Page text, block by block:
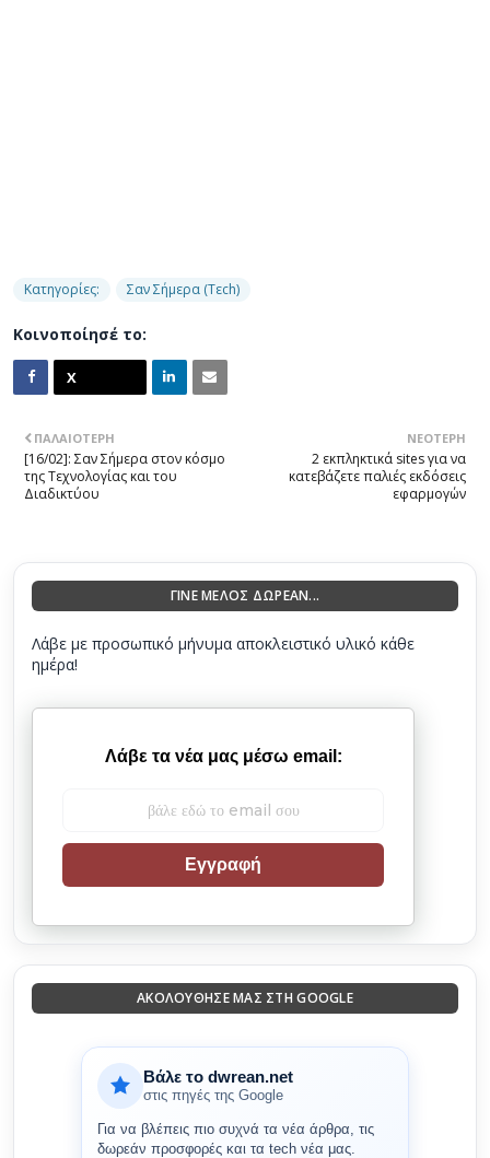
Κατηγορίες: Σαν Σήμερα (Τεch)
Κοινοποίησέ το:
ΝΕΌΤΕΡΗ
2 εκπληκτικά sites για να
κατεβάζετε παλιές εκδόσεις
εφαρμογών
ΠΑΛΑΙΌΤΕΡΗ
[16/02]: Σαν Σήμερα στον κόσμο
της Τεχνολογίας και του
Διαδικτύου
ΓΙΝΕ ΜΕΛΟΣ ΔΩΡΕΑΝ...
Λάβε με προσωπικό μήνυμα αποκλειστικό υλικό κάθε
ημέρα!
Λάβε τα νέα μας μέσω email:
Εγγραφή
ΑΚΟΛΟΎΘΗΣΈ ΜΑΣ ΣΤΗ GOOGLE
Βάλε το dwrean.net
στις πηγές της Google
Για να βλέπεις πιο συχνά τα νέα άρθρα, τις
δωρεάν προσφορές και τα tech νέα μας.